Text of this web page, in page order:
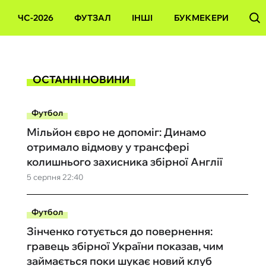
ЧС-2026 ФУТЗАЛ ІНШІ БУКМЕКЕРИ
ОСТАННІ НОВИНИ
Футбол
5 серпня 22:40
Мільйон євро не допоміг: Динамо
отримало відмову у трансфері
колишнього захисника збірної Англії
Футбол
Зінченко готується до повернення:
гравець збірної України показав, чим
займається поки шукає новий клуб